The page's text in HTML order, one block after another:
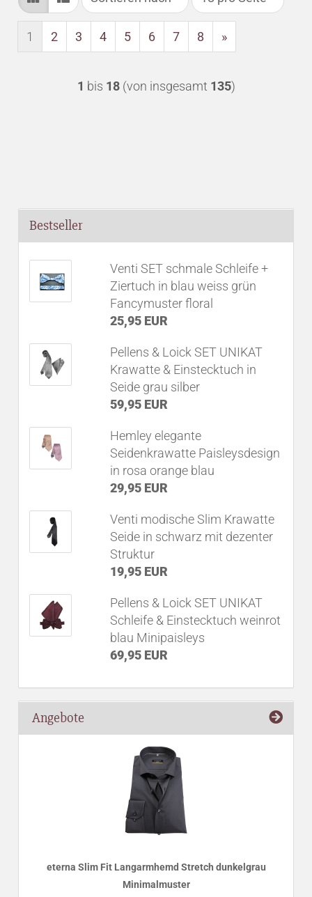
1 2 3 4 5 6 7 8 »
1 bis 18(von insgesamt 135)
Bestseller
Venti SET schmale Schleife +
Ziertuch in blau weiss grün
Fancymuster floral
25,95 EUR
Pellens & Loick SET UNIKAT
Krawatte & Einstecktuch in
Seide grau silber
59,95 EUR
Hemley elegante
Seidenkrawatte Paisleysdesign
in rosa orange blau
29,95 EUR
Venti modische Slim Krawatte
Seide in schwarz mit dezenter
Struktur
19,95 EUR
Pellens & Loick SET UNIKAT
Schleife & Einstecktuch weinrot
blau Minipaisleys
69,95 EUR
Angebote
eterna Slim Fit Langarmhemd Stretch dunkelgrau
Minimalmuster